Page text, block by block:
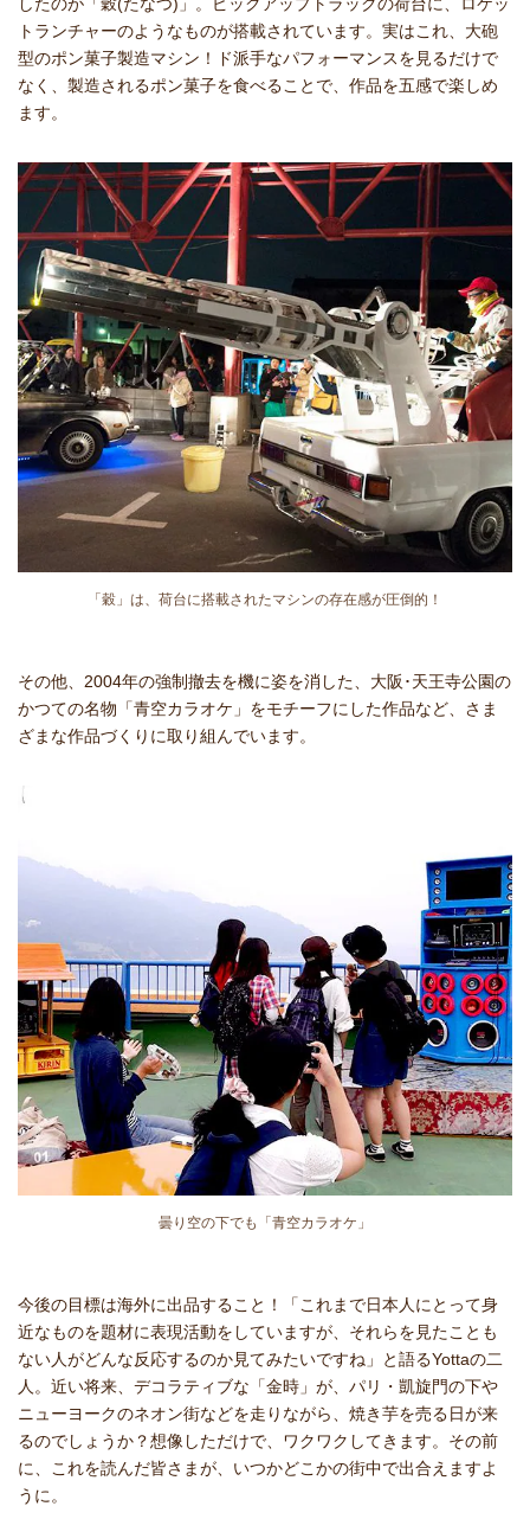
したのが「穀(たなつ)」。ピックアップトラックの荷台に、ロケッ
トランチャーのようなものが搭載されています。実はこれ、大砲
型のポン菓子製造マシン！ド派手なパフォーマンスを見るだけで
なく、製造されるポン菓子を食べることで、作品を五感で楽しめ
ます。
「穀」は、荷台に搭載されたマシンの存在感が圧倒的！
その他、2004年の強制撤去を機に姿を消した、大阪･天王寺公園の
かつての名物「青空カラオケ」をモチーフにした作品など、さま
ざまな作品づくりに取り組んでいます。
曇り空の下でも「青空カラオケ」
今後の目標は海外に出品すること！「これまで日本人にとって身
近なものを題材に表現活動をしていますが、それらを見たことも
ない人がどんな反応するのか見てみたいですね」と語るYottaの二
人。近い将来、デコラティブな「金時」が、パリ・凱旋門の下や
ニューヨークのネオン街などを走りながら、焼き芋を売る日が来
るのでしょうか？想像しただけで、ワクワクしてきます。その前
に、これを読んだ皆さまが、いつかどこかの街中で出合えますよ
うに。